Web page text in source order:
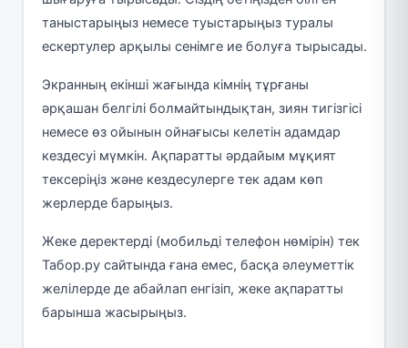
таныстарыңыз немесе туыстарыңыз туралы
ескертулер арқылы сенімге ие болуға тырысады.
Экранның екінші жағында кімнің тұрғаны
әрқашан белгілі болмайтындықтан, зиян тигізгісі
немесе өз ойынын ойнағысы келетін адамдар
кездесуі мүмкін. Ақпаратты әрдайым мұқият
тексеріңіз және кездесулерге тек адам көп
жерлерде барыңыз.
Жеке деректерді (мобильді телефон нөмірін) тек
Табор.ру сайтында ғана емес, басқа әлеуметтік
желілерде де абайлап енгізіп, жеке ақпаратты
барынша жасырыңыз.